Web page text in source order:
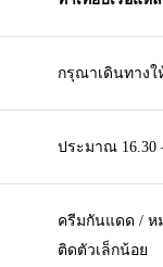
กรุณาเดินทางใ
ประมาณ 16.30
ครีมกันแดด / ห
ติดตัวเล็กน้อย